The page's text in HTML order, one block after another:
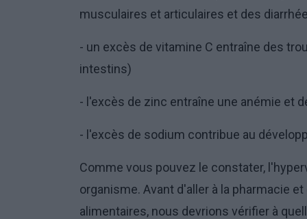
musculaires et articulaires et des
- un excès de vitamine C entraîne des
intestins)
- l'excès de zinc entraîne une anémie et
- l'excès de sodium contribue au
Comme vous pouvez le constater,
organisme. Avant d'aller à la pharmacie
alimentaires, nous devrions vérifier à